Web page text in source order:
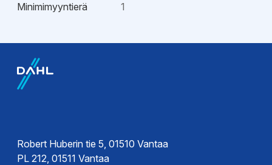
Minimimyyntierä
1
Esite
Robert Huberin tie 5, 01510 Vantaa
PL 212, 01511 Vantaa